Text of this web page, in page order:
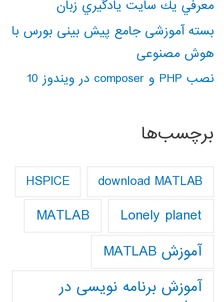
معرفي يك سايت يادگيري زبان
بسته آموزشی جامع پیش بینی بورس با
هوش مصنوعی
نصب PHP و composer در ویندوز 10
برچسب‌ها
download MATLAB
HSPICE
Lonely planet
MATLAB
آموزش MATLAB
آموزش برنامه نویسی در